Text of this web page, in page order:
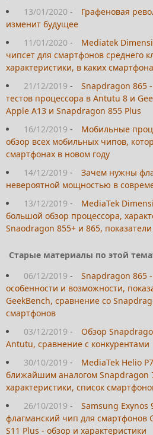
13/01/2020 -
Графеновая
изменит будущее
11/01/2020 -
Mediatek
чипсет для смартфонов среднего
характеристики, в каких
21/12/2019 -
Snapdragon 865
тестов процессора в Antutu 8 и
Apple A13 и Snapdragon 855 Plus
16/12/2019 -
Мобильные
обзор всех мобильных чипов,
смартфонах в новом году
14/12/2019 -
Зачем нужны
невероятной мощностью в
13/12/2019 -
MediaTek
большой обзор процессора,
Snaodragon 855+ и 865,
Старые материалы по этой
06/12/2019 -
Snapdragon 865
особенности и возможности,
GeekBench, сравнение со
смартфонов
03/12/2019 -
Обзор
Antutu, сравнение с конкурентами
30/10/2019 -
MediaTek Helio
ближайшим аналогом Snapdragon
характеристики, список
26/10/2019 -
Samsung Exynos
флагманский чип для смартфонов
S11 Plus - обзор и характеристики